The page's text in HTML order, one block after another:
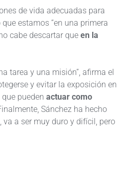
de vida adecuadas para
estamos “en una primera
cabe descartar que en la
tarea y una misión”, afirma el
y evitar la exposición en
pueden actuar como
Sánchez ha hecho
a ser muy duro y difícil, pero